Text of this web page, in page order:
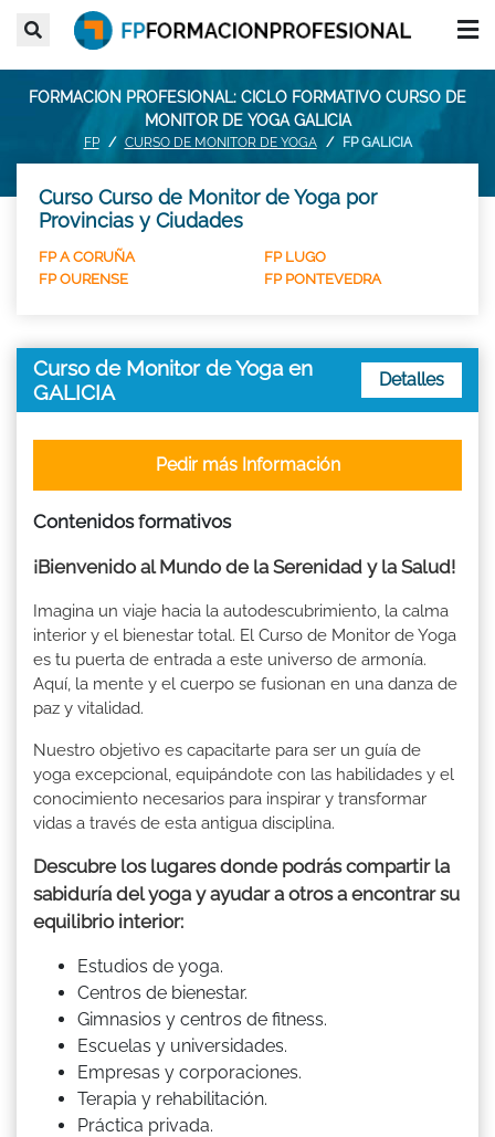
FORMACION PROFESIONAL: CICLO FORMATIVO CURSO DE
MONITOR DE YOGA GALICIA
FP CURSO DE MONITOR DE YOGA FP GALICIA
Curso Curso de Monitor de Yoga por
Provincias y Ciudades
FP A CORUÑA
FP LUGO
FP OURENSE
FP PONTEVEDRA
Curso de Monitor de Yoga en
GALICIA
Detalles
Pedir más Información
Contenidos formativos
¡Bienvenido al Mundo de la Serenidad y la Salud!
Imagina un viaje hacia la autodescubrimiento, la calma
interior y el bienestar total. El Curso de Monitor de Yoga
es tu puerta de entrada a este universo de armonía.
Aquí, la mente y el cuerpo se fusionan en una danza de
paz y vitalidad.
Nuestro objetivo es capacitarte para ser un guía de
yoga excepcional, equipándote con las habilidades y el
conocimiento necesarios para inspirar y transformar
vidas a través de esta antigua disciplina.
Descubre los lugares donde podrás compartir la
sabiduría del yoga y ayudar a otros a encontrar su
equilibrio interior:
Estudios de yoga.
Centros de bienestar.
Gimnasios y centros de fitness.
Escuelas y universidades.
Empresas y corporaciones.
Terapia y rehabilitación.
Práctica privada.